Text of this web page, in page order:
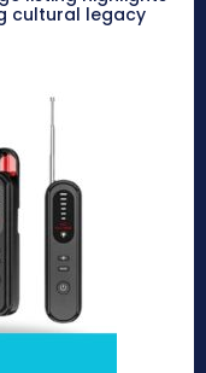
cultural legacy